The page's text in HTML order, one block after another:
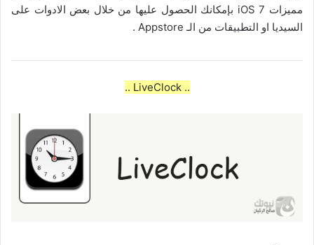
مميزات iOS 7 بإمكانك الحصول عليها من خلال بعض الادوات على
السيديا او التطبيقات من الـ Appstore .
.. LiveClock ..